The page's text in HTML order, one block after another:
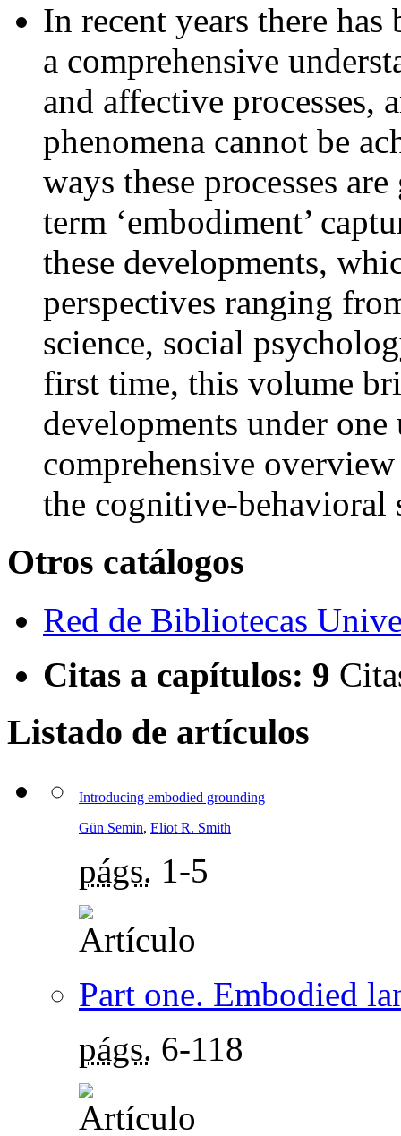
In recent years there has
a comprehensive
and affective processes,
phenomena cannot be
ways these processes
term ‘embodiment’
these developments,
perspectives ranging
science, social
first time, this volume
developments under
comprehensive
the cognitive-behavioral
Otros catálogos
Red de Bibliotecas
Citas a capítulos: 9
Listado de artículos
Introducing embodied grounding
Gün Semin, Eliot R. Smith
págs. 1-5
Part one. Embodied
págs. 6-118